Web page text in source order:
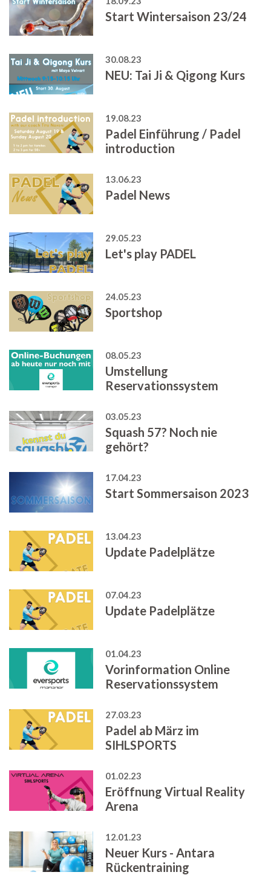
Start Wintersaison 23/24
30.08.23
NEU: Tai Ji & Qigong Kurs
19.08.23
Padel Einführung / Padel
introduction
13.06.23
Padel News
29.05.23
Let's play PADEL
24.05.23
Sportshop
08.05.23
Umstellung
Reservationssystem
03.05.23
Squash 57? Noch nie
gehört?
17.04.23
Start Sommersaison 2023
13.04.23
Update Padelplätze
07.04.23
Update Padelplätze
01.04.23
Vorinformation Online
Reservationssystem
27.03.23
Padel ab März im
SIHLSPORTS
01.02.23
Eröffnung Virtual Reality
Arena
12.01.23
Neuer Kurs - Antara
Rückentraining